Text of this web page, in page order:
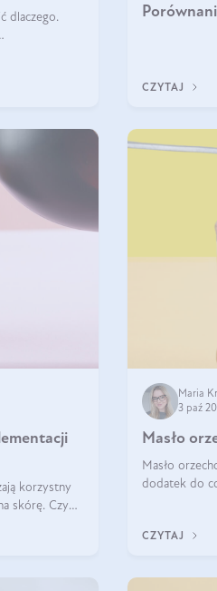
dlaczego.
CZYTAJ
korzystny
skórę. Czy
Maria
3 paź
Masło
Masło
dodatek do
CZYTAJ